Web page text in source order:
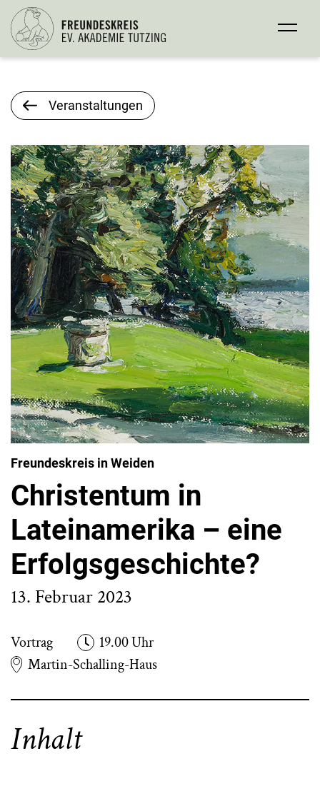
Veranstaltungen
Freundeskreis in Weiden
Christentum in
Lateinamerika – eine
Erfolgsgeschichte?
13. Februar 2023
Vortrag
19.00 Uhr
Martin-Schalling-Haus
Inhalt